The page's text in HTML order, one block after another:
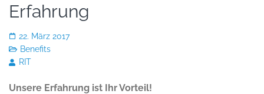
Erfahrung
22. März 2017
Benefits
RIT
Unsere Erfahrung ist Ihr Vorteil!